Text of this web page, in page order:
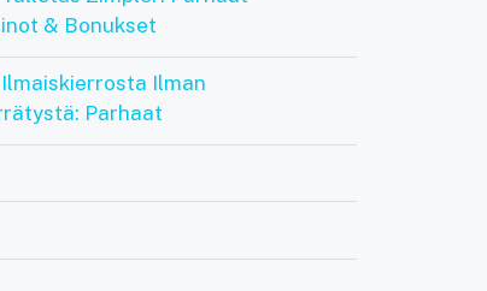
& Bonukset
Ilmaiskierrosta Ilman
Parhaat